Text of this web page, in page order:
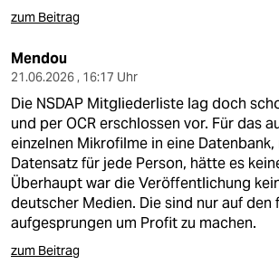
zum Beitrag
Mendou
21.06.2026 , 16:17 Uhr
Die NSDAP Mitgliederliste lag doch
und per OCR erschlossen vor. Für das
einzelnen Mikrofilme in eine
Datensatz für jede Person, hätte es
Überhaupt war die Veröffentlichung
deutscher Medien. Die sind nur auf den
aufgesprungen um Profit zu machen.
zum Beitrag